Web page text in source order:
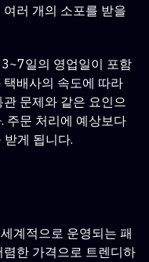
러 개의 소포를 받을
일의 영업일이 포함
배사의 속도에 따라
문제와 같은 요인으
주문 처리에 예상보다
게 됩니다.
계적으로 운영되는 패
한 가격으로 트렌디하